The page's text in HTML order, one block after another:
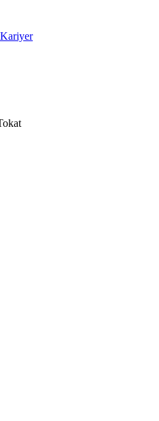
Kariyer